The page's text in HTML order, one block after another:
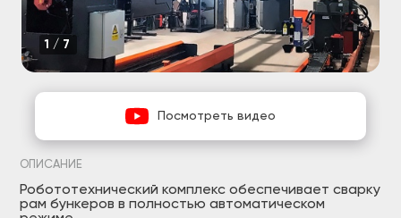
Посмотреть видео
ОПИСАНИЕ
Робототехнический комплекс обеспечивает сварку
рам бункеров в полностью автоматическом
1/7